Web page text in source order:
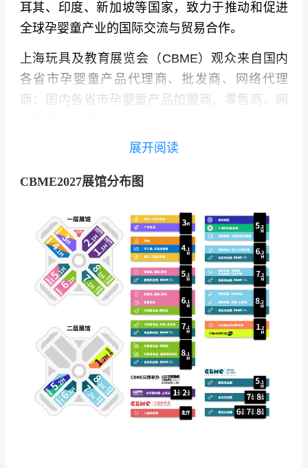
耳其、印度、新加坡等国家，致力于推动和促进
全球孕婴童产业的国际交流与贸易合作。
上海玩具及教育展览会（CBME）观众来自国内
各省市孕婴童产品代理商、批发商、网络代理
商；国内各省市孕婴童产品加盟商、零售商、网
场、药店采购代理；国内各省市孕婴童产品集散
业的投资商；港澳台及海外代理商、采购商、品
上海玩具及教育展览会门票为电子门票，中国
国内观众线上预登记办理需实名制绑定身份证
信息，国外观众办理需实名制绑定护照信息，
港澳台观众门票登记需实名制绑定港澳台通行
证，现场刷身份证验证入场或出示电子门票二
维码刷码入场。
上海玩具及教育展览会的展商名录、参展商名
单部分如下:汕头市青峰玩具有限公司、浙江乐
优贝汽车用品有限公司、宁波安孚日用品制造
有限公司、浙江码尚科技股份有限公司、山东
展开阅读
CBME2027展馆分布图